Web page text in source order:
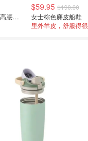
Softstreme 女士高腰短裤 4英寸
$59.95 $190.00
女士棕色麂皮船鞋
里外羊皮，舒服得很